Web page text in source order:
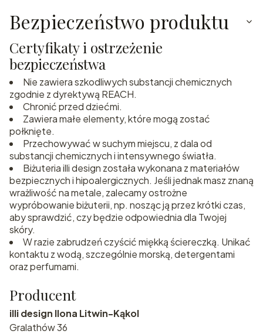
Bezpieczeństwo produktu
Certyfikaty i ostrzeżenie
bezpieczeństwa
Nie zawiera szkodliwych substancji chemicznych
zgodnie z dyrektywą REACH.
Chronić przed dziećmi.
Zawiera małe elementy, które mogą zostać
połknięte.
Przechowywać w suchym miejscu, z dala od
substancji chemicznych i intensywnego światła.
Biżuteria illi design została wykonana z materiałów
bezpiecznych i hipoalergicznych. Jeśli jednak masz znaną
wrażliwość na metale, zalecamy ostrożne
wypróbowanie biżuterii, np. nosząc ją przez krótki czas,
aby sprawdzić, czy będzie odpowiednia dla Twojej
skóry.
W razie zabrudzeń czyścić miękką ściereczką. Unikać
kontaktu z wodą, szczególnie morską, detergentami
oraz perfumami.
Producent
illi design Ilona Litwin-Kąkol
Gralathów 36